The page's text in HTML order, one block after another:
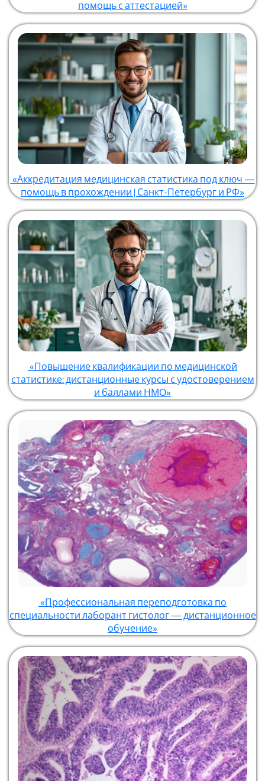
помощь с аттестацией»
«Аккредитация медицинская статистика под ключ —
помощь в прохождении | Санкт-Петербург и РФ»
«Повышение квалификации по медицинской
статистике: дистанционные курсы с удостоверением
и баллами НМО»
«Профессиональная переподготовка по
специальности лаборант гистолог — дистанционное
обучение»